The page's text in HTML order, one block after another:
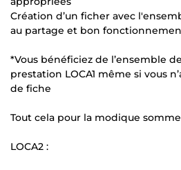
Création d’un ficher avec
au partage et bon
*Vous bénéficiez de l’ensemble
prestation LOCA1 même si vous
de fiche
Tout cela pour la modique
LOCA2 :